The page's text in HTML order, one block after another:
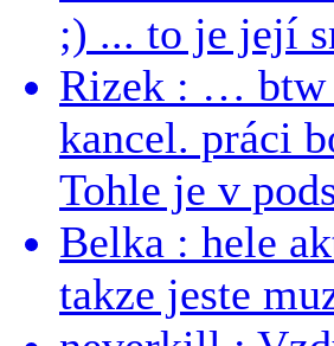
;) ... to je její
Rizek : … btw
kancel. práci
Tohle je v
Belka : hele
takze jeste